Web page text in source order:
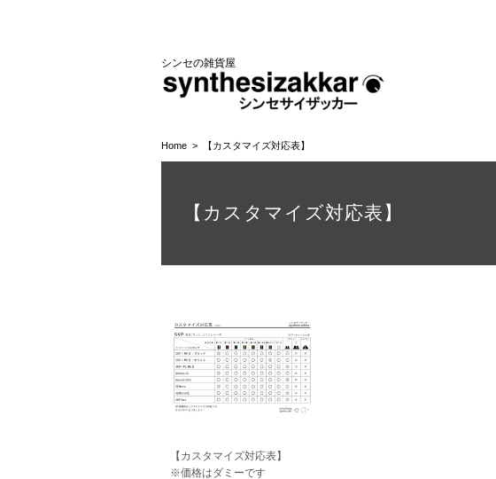
シンセの雑貨屋
Home 【カスタマイズ対応表】
【カスタマイズ対応表】
【カスタマイズ対応表】
※価格はダミーです